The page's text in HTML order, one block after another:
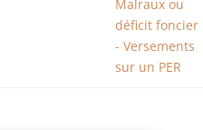
Malraux ou
déficit foncier
- Versements
sur un PER